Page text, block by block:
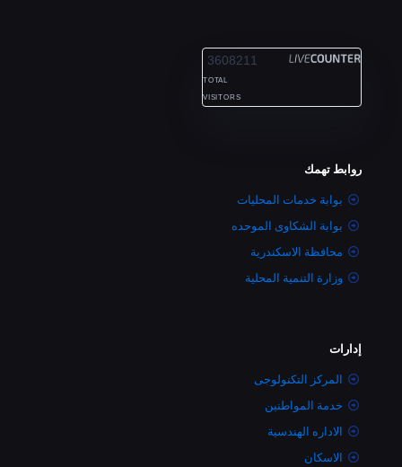
3608211
TOTAL
VISITORS
روابط تهمك
بوابة خدمات المحليات
بوابة الشكاوى الموحده
محافظة الاسكندرية
وزارة التنمية المحلية
إدارات
المركز التكنولوجى
خدمة المواطنين
الاداره الهندسية
الاسكان